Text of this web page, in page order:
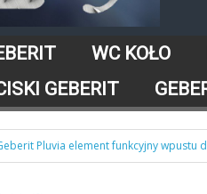
WC KOŁO
GEBERIT
Pluvia element funkcyjny wpustu